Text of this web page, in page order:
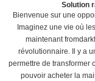
Solution
Bienvenue sur une
Imaginez une vie où
maintenant
révolutionnaire. Il y a
permettre de transformer
pouvoir acheter la